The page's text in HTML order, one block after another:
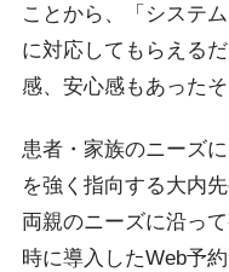
ことから、「システ
に対応してもらえる
感、安心感もあったそ
患者・家族のニーズ
を強く指向する大内
両親のニーズに沿っ
時に導入したWeb予